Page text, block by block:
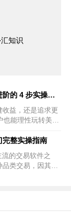
知识
散户如何投资美元？从入门到进阶的 4 步实操指南​
益，还是追求更
能理性玩转美元
完整实操指南
的交易软件之
类交易，因其操